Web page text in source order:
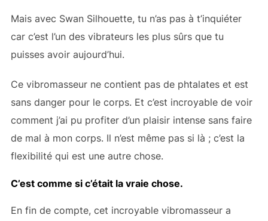
Mais avec Swan Silhouette, tu n’as pas à t’inquiéter
car c’est l’un des vibrateurs les plus sûrs que tu
puisses avoir aujourd’hui.
Ce vibromasseur ne contient pas de phtalates et est
sans danger pour le corps. Et c’est incroyable de voir
comment j’ai pu profiter d’un plaisir intense sans faire
de mal à mon corps. Il n’est même pas si là ; c’est la
flexibilité qui est une autre chose.
C’est comme si c’était la vraie chose.
En fin de compte, cet incroyable vibromasseur a